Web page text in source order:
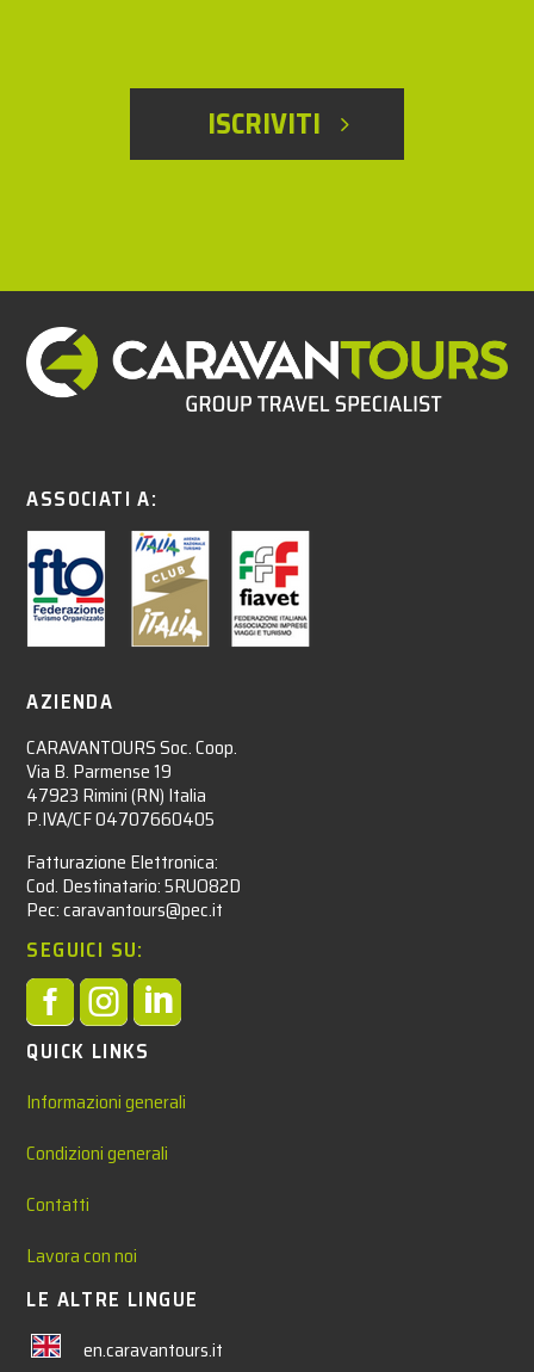
ISCRIVITI
ASSOCIATI A:
AZIENDA
CARAVANTOURS Soc. Coop.
Via B. Parmense 19
47923 Rimini (RN) Italia
P.IVA/CF 04707660405
Fatturazione Elettronica:
Cod. Destinatario: 5RUO82D
Pec: caravantours@pec.it
SEGUICI SU:

QUICK LINKS
Informazioni generali
Condizioni generali
Contatti
Lavora con noi
LE ALTRE LINGUE
en.caravantours.it